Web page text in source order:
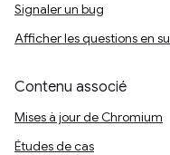
Signaler un bug
Afficher les questions en
Contenu associé
Mises à jour de Chromium
Études de cas